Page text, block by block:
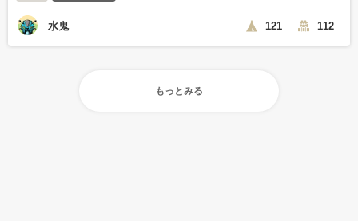
水鬼 121 112
もっとみる